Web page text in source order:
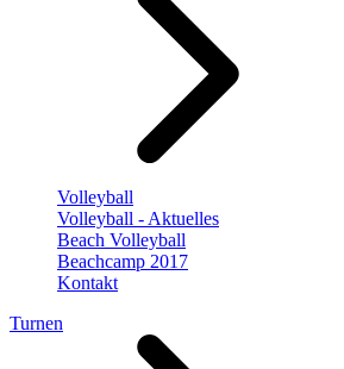
Volleyball
Volleyball - Aktuelles
Beach Volleyball
Beachcamp 2017
Kontakt
Turnen